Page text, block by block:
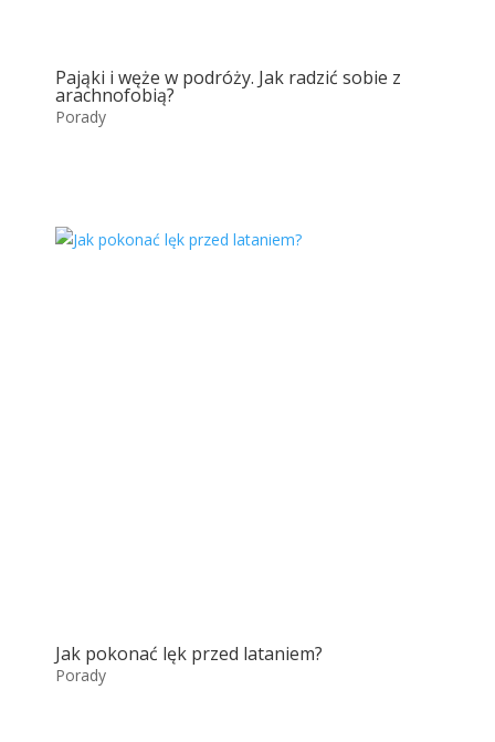
Pająki i węże w podróży. Jak radzić sobie z
arachnofobią?
Porady
Jak pokonać lęk przed lataniem?
Porady